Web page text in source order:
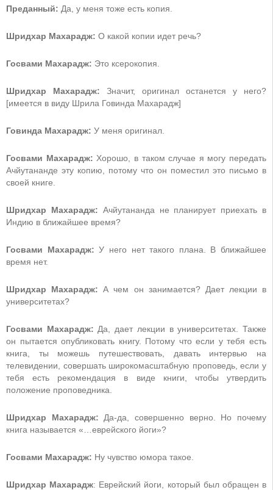
Преданный: Да, у меня тоже есть копия.
Шридхар Махарадж: О какой копии идет речь?
Госвами Махарадж: Это ксерокопия.
Шридхар Махарадж: Значит, оригинал останется у него?
[имеется в виду Шрила Говинда Махарадж]
Говинда Махарадж: У меня оригинал.
Госвами Махарадж: Хорошо, в таком случае я могу передать
Ачйутананде эту копию, потому что он поместил это письмо в
своей книге.
Шридхар Махарадж: Ачйутананда не планирует приехать в
Индию в ближайшее время?
Госвами Махарадж: У него нет такого плана. В ближайшее
время нет.
Шридхар Махарадж: А чем он занимается? Дает лекции в
университетах?
Госвами Махарадж: Да, дает лекции в университетах. Также
он пытается опубликовать книгу. Потому что если у тебя есть
книга, ты можешь путешествовать, давать интервью на
телевидении, совершать широкомасштабную проповедь, если у
тебя есть рекомендация в виде книги, чтобы утвердить
положение проповедника.
Шридхар Махарадж: Да-да, совершенно верно. Но почему
книга называется «…еврейского йоги»?
Госвами Махарадж: Ну чувство юмора такое.
Шридхар Махарадж: Еврейский йоги, который был обращен в